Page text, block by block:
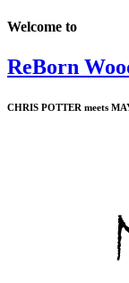
Welcome to
ReBorn
CHRIS POTTER meets